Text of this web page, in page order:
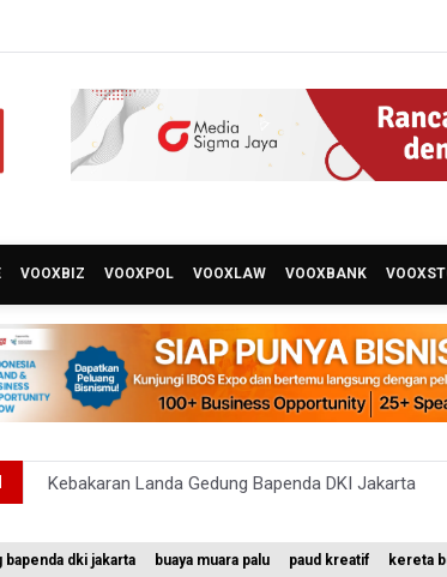
VOOXBIZ VOOXPOL VOOXLAW VOOXBANK
Kebakaran Landa Gedung Bapenda DKI Jakarta
Timnas Indonesia Tersingkir di Piala AFF 2026
bapenda dki jakarta buaya muara palu paud kreatif kereta